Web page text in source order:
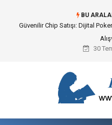
BU
Güvenilir Chip Satışı: Dijital
30